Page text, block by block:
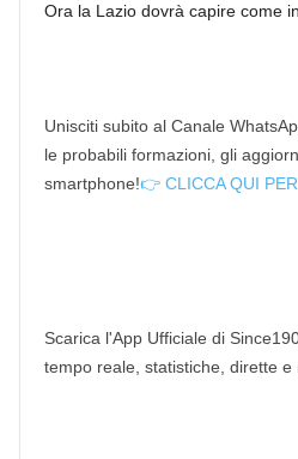
Ora la Lazio dovrà capire come
Unisciti subito al Canale
le probabili formazioni, gli
smartphone!👉 CLICCA QUI
Scarica l'App Ufficiale di
tempo reale, statistiche, dirette